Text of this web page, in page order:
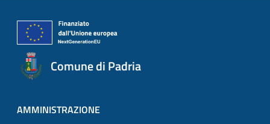
Comune di Padria
AMMINISTRAZIONE